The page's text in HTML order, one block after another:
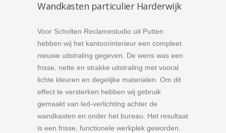
Wandkasten particulier Harderwijk
Voor Scholten Reclamestudio uit Putten
hebben wij het kantoorinterieur een compleet
nieuwe uitstraling gegeven. De wens was een
frisse, nette en strakke uitstraling met vooral
lichte kleuren en degelijke materialen. Om dit
effect te versterken hebben wij gebruik
gemaakt van led-verlichting achter de
wandkasten en onder het bureau. Het resultaat
is een frisse, functionele werkplek geworden.